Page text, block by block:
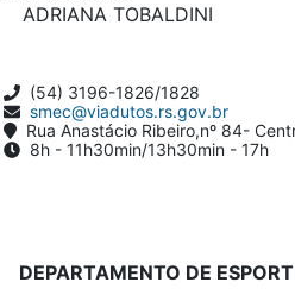
ADRIANA TOBALDINI
(54) 3196-1826/1828
smec@viadutos.rs.gov.br
Rua Anastácio Ribeiro,nº 84-
8h - 11h30min/13h30min - 17h
DEPARTAMENTO DE